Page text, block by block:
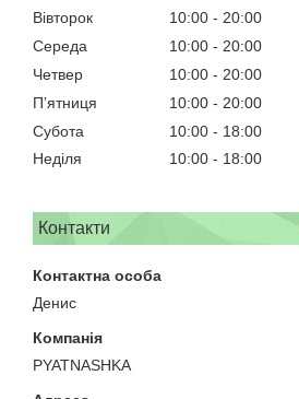
Вівторок
10:00
20:00
Середа
10:00
20:00
Четвер
10:00
20:00
Пʼятниця
10:00
20:00
Субота
10:00
18:00
Неділя
10:00 18:00
Контакти
Денис
PYATNASHKA